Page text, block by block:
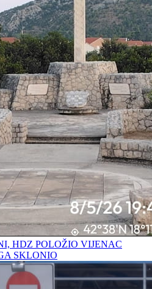
HDZ POLOŽIO VIJENAC
SKLONIO